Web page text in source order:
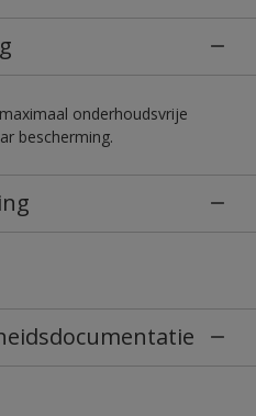
onderhoudsvrije
bescherming.